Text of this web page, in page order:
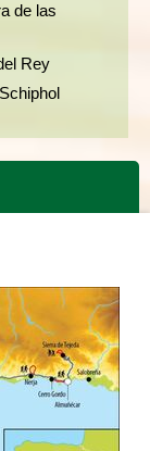
de las
Rey